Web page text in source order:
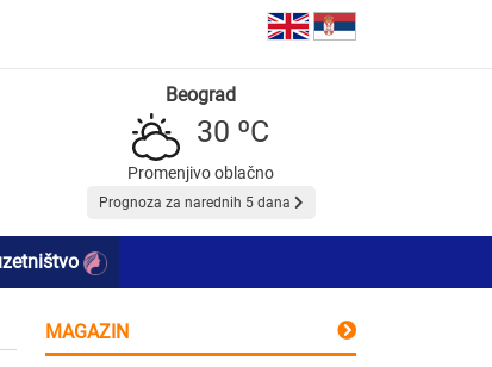
Beograd
30 ºC
Promenjivo oblačno
Prognoza za narednih 5 dana
MAGAZIN